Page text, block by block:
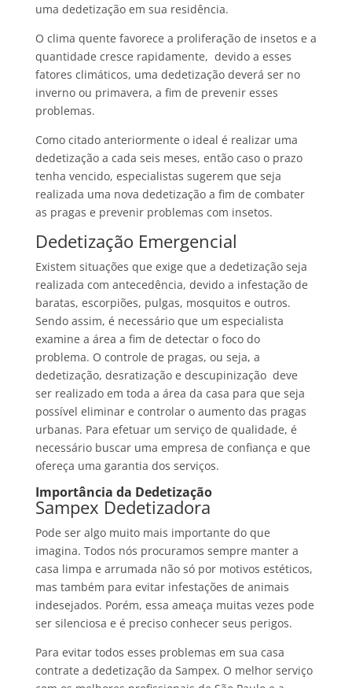
uma dedetização em sua residência.
O clima quente favorece a proliferação de insetos e a
quantidade cresce rapidamente, devido a esses
fatores climáticos, uma dedetização deverá ser no
inverno ou primavera, a fim de prevenir esses
problemas.
Como citado anteriormente o ideal é realizar uma
dedetização a cada seis meses, então caso o prazo
tenha vencido, especialistas sugerem que seja
realizada uma nova dedetização a fim de combater
as pragas e prevenir problemas com insetos.
Dedetização Emergencial
Existem situações que exige que a dedetização seja
realizada com antecedência, devido a infestação de
baratas, escorpiões, pulgas, mosquitos e outros.
Sendo assim, é necessário que um especialista
examine a área a fim de detectar o foco do
problema. O controle de pragas, ou seja, a
dedetização, desratização e descupinização deve
ser realizado em toda a área da casa para que seja
possível eliminar e controlar o aumento das pragas
urbanas. Para efetuar um serviço de qualidade, é
necessário buscar uma empresa de confiança e que
ofereça uma garantia dos serviços.
Importância da Dedetização
Sampex Dedetizadora
Pode ser algo muito mais importante do que
imagina. Todos nós procuramos sempre manter a
casa limpa e arrumada não só por motivos estéticos,
mas também para evitar infestações de animais
indesejados. Porém, essa ameaça muitas vezes pode
ser silenciosa e é preciso conhecer seus perigos.
Para evitar todos esses problemas em sua casa
contrate a dedetização da Sampex. O melhor serviço